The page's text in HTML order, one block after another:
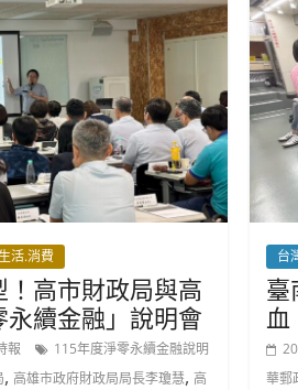
生活.消費
高市財政局與高
續金融」說明會
報
115年度淨零永續金融說明
, 高雄市政府財政局局長李瓊慧, 高
台
臺
華郵